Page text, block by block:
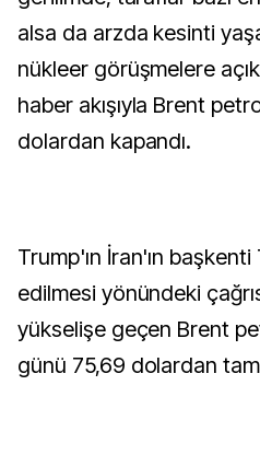
alsa da arzda kesinti
nükleer görüşmelere
haber akışıyla Brent
dolardan kapandı.
Trump'ın İran'ın
edilmesi yönündeki
yükselişe geçen Brent
günü 75,69 dolardan